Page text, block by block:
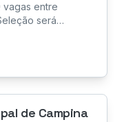
vagas entre
será
avaliação
de formação.
de Campina